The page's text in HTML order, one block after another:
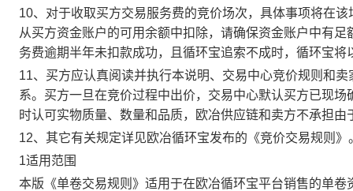
10、对于收取买方交易服务费的竞价场次，具体事项将在
从买方资金账户的可用余额中扣除，请确保资金账户中有
务费逾期半年未扣款成功，且循环宝追索不成时，循环宝将
11、买方应认真阅读并执行本说明、交易中心竞价规则和
系。买方一旦在竞价过程中出价，交易中心默认买方已现
时认可实物质量、数量和品质，欧冶供应链和卖方不承担由
12、其它有关规定详见欧冶循环宝发布的《竞价交易规则》
1适用范围
本版《单卷交易规则》适用于在欧冶循环宝平台销售的单卷